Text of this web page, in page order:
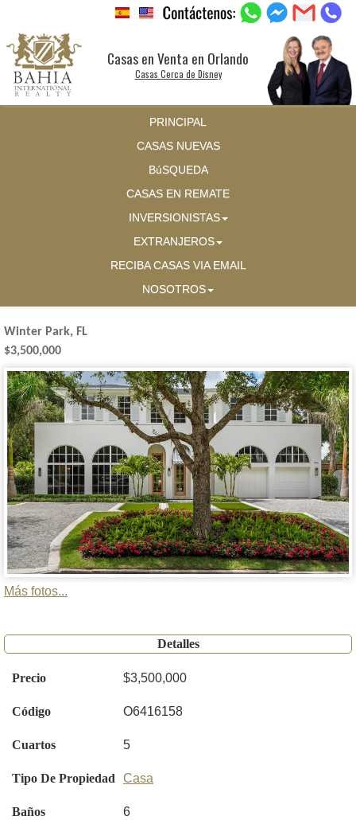
Casas en Venta en Orlando
Casas Cerca de Disney
PRINCIPAL
CASAS NUEVAS
BúSQUEDA
CASAS EN REMATE
INVERSIONISTAS
EXTRANJEROS
RECIBA CASAS VIA EMAIL
NOSOTROS
Winter Park, FL
$3,500,000
Más fotos...
Detalles
Precio $3,500,000
Código O6416158
Cuartos 5
Tipo De Propiedad Casa
Baños 6